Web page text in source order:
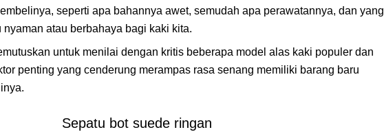
seperti apa bahannya awet, semudah apa perawatannya, dan yang
nyaman atau berbahaya bagi kaki kita.
untuk menilai dengan kritis beberapa model alas kaki populer dan
penting yang cenderung merampas rasa senang memiliki barang baru
Sepatu bot suede ringan